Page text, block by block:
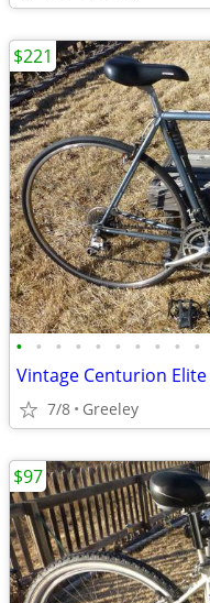
• • • • • • • • • •
Vintage Centurion Elite
7/8 Greeley
$221
$97